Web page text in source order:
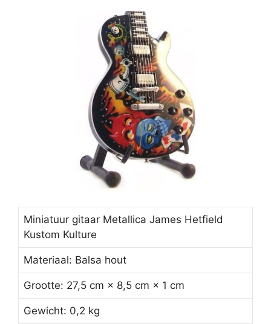
Miniatuur gitaar Metallica James Hetfield
Kustom Kulture
Materiaal: Balsa hout
Grootte: 27,5 cm × 8,5 cm × 1 cm
Gewicht: 0,2 kg